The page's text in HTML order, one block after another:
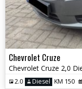
Chevrolet Cruze
2.0 Diesel KM 150